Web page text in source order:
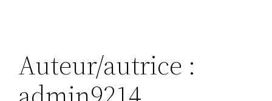
Auteur/autrice :